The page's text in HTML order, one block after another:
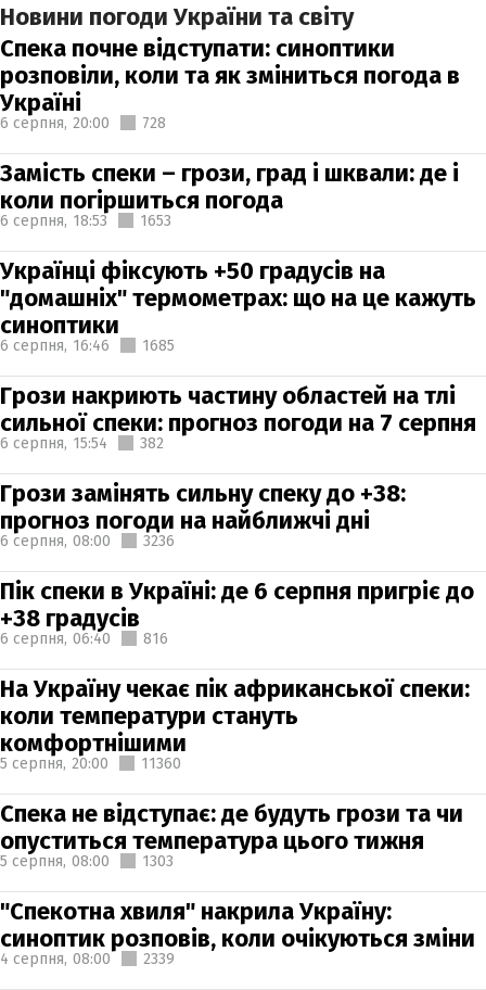
Новини погоди України та світу
Спека почне відступати: синоптики
розповіли, коли та як зміниться погода в
Україні
6 серпня, 20:00 728
Замість спеки – грози, град і шквали: де і
коли погіршиться погода
6 серпня, 18:53 1653
Українці фіксують +50 градусів на
"домашніх" термометрах: що на це кажуть
синоптики
6 серпня, 16:46 1685
Грози накриють частину областей на тлі
сильної спеки: прогноз погоди на 7 серпня
6 серпня, 15:54 382
Грози замінять сильну спеку до +38:
прогноз погоди на найближчі дні
6 серпня, 08:00 3236
Пік спеки в Україні: де 6 серпня пригріє до
+38 градусів
6 серпня, 06:40 816
На Україну чекає пік африканської спеки:
коли температури стануть
комфортнішими
5 серпня, 20:00 11360
Спека не відступає: де будуть грози та чи
опуститься температура цього тижня
5 серпня, 08:00 1303
"Спекотна хвиля" накрила Україну:
синоптик розповів, коли очікуються зміни
4 серпня, 08:00 2339